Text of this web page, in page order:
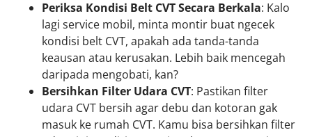
Periksa Kondisi Belt CVT Secara Berkala: Kalo
lagi service mobil, minta montir buat ngecek
kondisi belt CVT, apakah ada tanda-tanda
keausan atau kerusakan. Lebih baik mencegah
daripada mengobati, kan?
Bersihkan Filter Udara CVT: Pastikan filter
udara CVT bersih agar debu dan kotoran gak
masuk ke rumah CVT. Kamu bisa bersihkan filter